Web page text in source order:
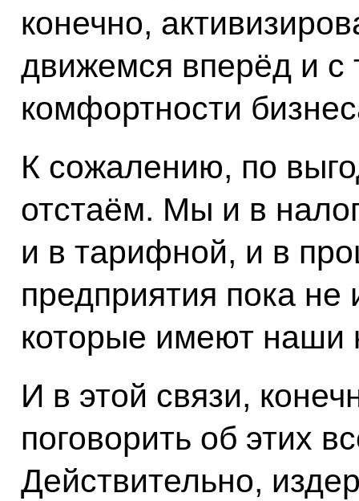
конечно,
движемся вперёд и с
комфортности
К сожалению, по
отстаём. Мы и в
и в тарифной, и в
предприятия пока
которые имеют наши
И в этой связи,
поговорить об этих
Действительно,